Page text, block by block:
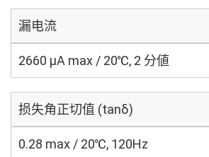
漏电流
2660 μA max / 20℃, 2 分値
损失角正切值 (tanδ)
0.28 max / 20℃, 120Hz